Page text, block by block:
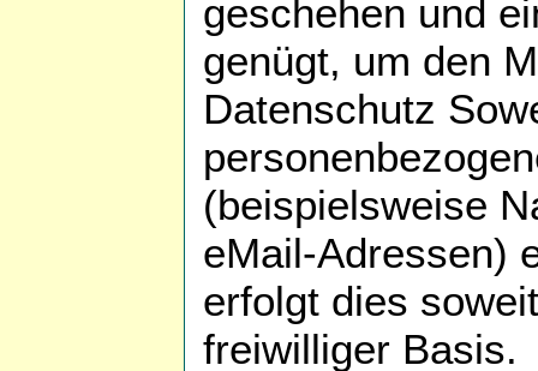
geschehen und
genügt, um den
Datenschutz
(beispielsweise
eMail-Adressen)
erfolgt dies
freiwilliger Basis.